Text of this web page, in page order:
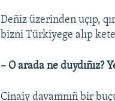
Deñiz üzerinden uçıp,
bizni Türkiyege alıp
– O arada ne duydıñız?
Cinaiy davamnıñ bir